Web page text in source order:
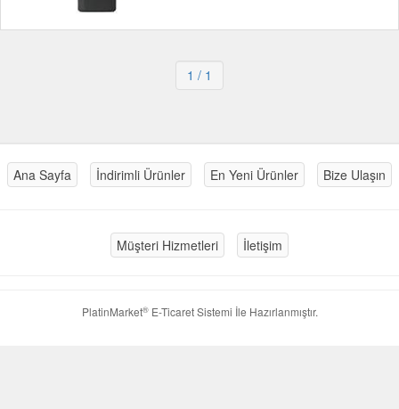
1 / 1
Ana Sayfa İndirimli Ürünler En Yeni Ürünler Bize Ulaşın
Müşteri Hizmetleri İletişim
PlatinMarket®E-Ticaret Sistemi İle Hazırlanmıştır.